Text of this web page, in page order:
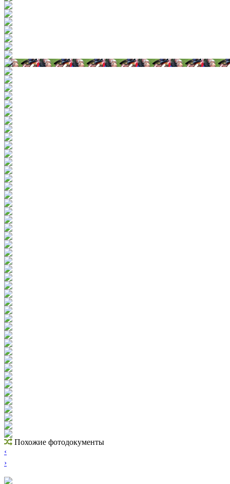
Похожие фотодокументы
‹
›